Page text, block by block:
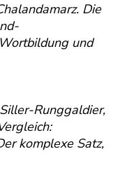
Die
und
Runggaldier,
komplexe Satz,